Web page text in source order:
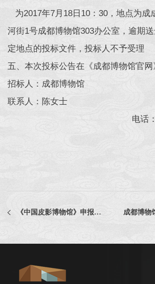
为2017年7月18日10：30，地点为成
河街1号成都博物馆303办公室，逾期
定地点的投标文件，投标人不予受理
五、本次投标公告在《成都博物馆官网
招标人：成都博物馆
联系人：陈女士
电话
《中国皮影博物馆》申报片（资料片）项目比选结果公示